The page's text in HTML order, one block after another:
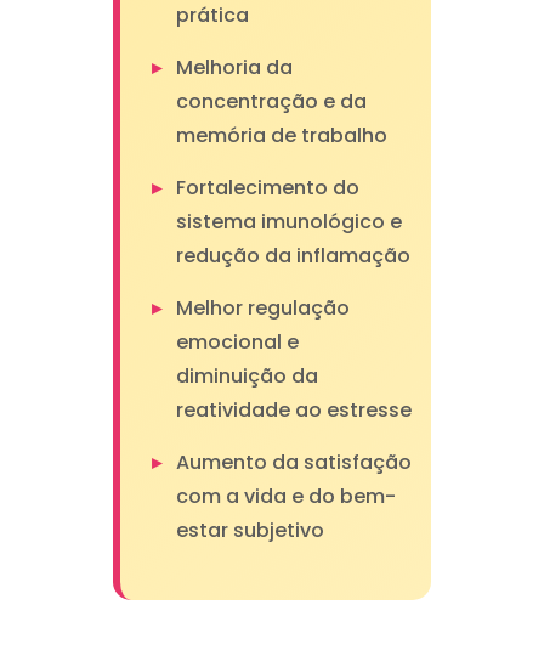
prática
Melhoria da
concentração e da
memória de trabalho
Fortalecimento do
sistema imunológico e
redução da inflamação
Melhor regulação
emocional e
diminuição da
reatividade ao estresse
Aumento da satisfação
com a vida e do bem-
estar subjetivo